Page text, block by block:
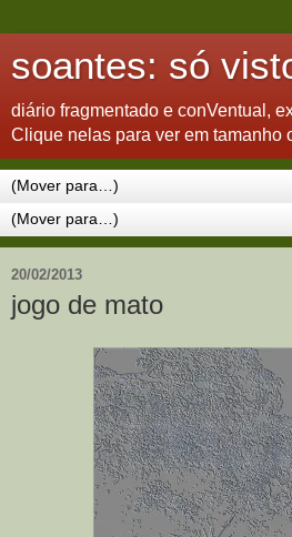
soantes: só
diário fragmentado e conVentual,
Clique nelas para ver em tamanho
20/02/2013
jogo de mato